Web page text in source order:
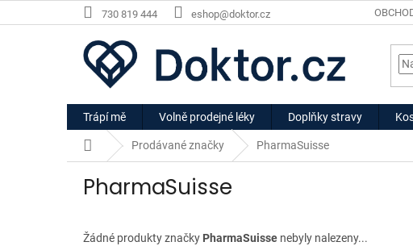
na
730 819 444 eshop@doktor.cz
Trápí mě Volně prodejné léky Doplňky stravy
Domů Prodávané značky PharmaSuisse
PharmaSuisse
Žádné produkty značky PharmaSuisse nebyly nalezeny...